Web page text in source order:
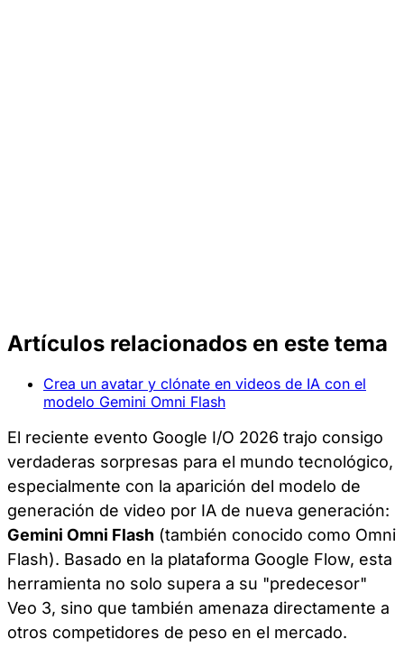
Artículos relacionados en este tema
Crea un avatar y clónate en videos de IA con el
modelo Gemini Omni Flash
El reciente evento Google I/O 2026 trajo consigo
verdaderas sorpresas para el mundo tecnológico,
especialmente con la aparición del modelo de
generación de video por IA de nueva generación:
Gemini Omni Flash (también conocido como Omni
Flash). Basado en la plataforma Google Flow, esta
herramienta no solo supera a su "predecesor"
Veo 3, sino que también amenaza directamente a
otros competidores de peso en el mercado.